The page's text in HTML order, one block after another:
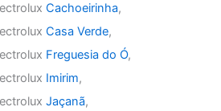
Cachoeirinha,
Casa Verde,
Freguesia do Ó,
Imirim,
Jaçanã,